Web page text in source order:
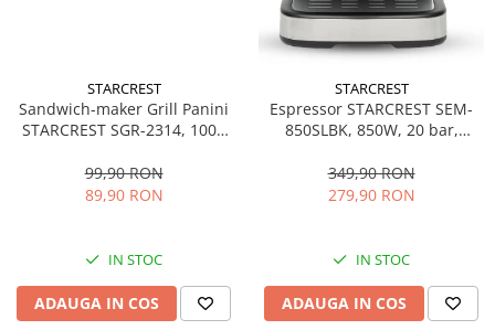
STARCREST
Sandwich-maker Grill Panini
STARCREST SGR-2314, 1000
Deschidere 180°, Suprafata
de gatire 23 x 14 cm, Negru
99,90 RON
89,90 RON
IN STOC
ADAUGA IN COS
STARCREST
Espressor STARCREST SEM-
850SLBK, 850W, 20 bar,
dispozitiv spumare, filtru
dublu din inox, Negru/Inox
349,90 RON
279,90 RON
IN STOC
ADAUGA IN COS